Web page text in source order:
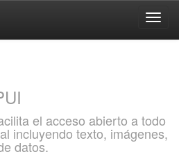
el acceso abierto a todo
incluyendo texto, imágenes,
datos.